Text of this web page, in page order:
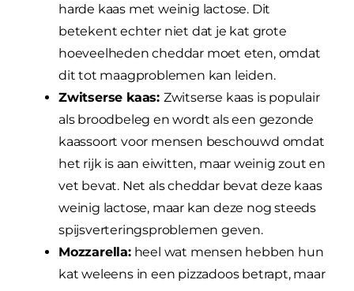
harde kaas met weinig lactose. Dit
betekent echter niet dat je kat grote
hoeveelheden cheddar moet eten, omdat
dit tot maagproblemen kan leiden.
Zwitserse kaas: Zwitserse kaas is populair
als broodbeleg en wordt als een gezonde
kaassoort voor mensen beschouwd omdat
het rijk is aan eiwitten, maar weinig zout en
vet bevat. Net als cheddar bevat deze kaas
weinig lactose, maar kan deze nog steeds
spijsverteringsproblemen geven.
Mozzarella:heel wat mensen hebben hun
kat weleens in een pizzadoos betrapt, maar